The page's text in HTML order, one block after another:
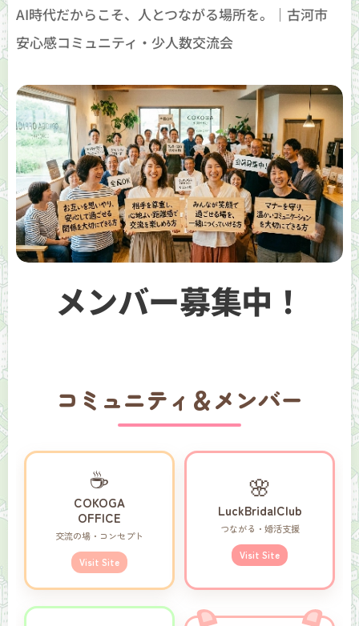
AI時代だからこそ、人とつながる場所を。｜古河市
安心感コミュニティ・少人数交流会
メンバー募集中！
コミュニティ＆メンバー
☕
COKOGA
OFFICE
交流の場・コンセプト
Visit Site
🌸
LuckBridalClub
つながる・婚活支援
Visit Site